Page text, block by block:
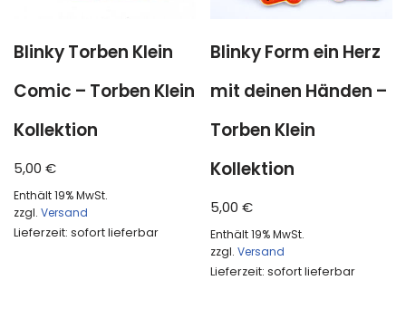
Blinky Torben Klein
Comic – Torben Klein
Kollektion
5,00 €
Enthält 19% MwSt.
zzgl. Versand
Lieferzeit: sofort lieferbar
Blinky Form ein Herz
mit deinen Händen –
Torben Klein
Kollektion
5,00€
Enthält 19% MwSt.
zzgl.Versand
Lieferzeit: sofort lieferbar